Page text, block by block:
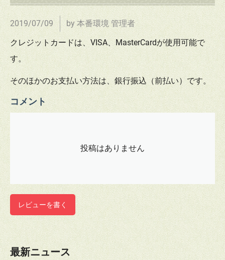
2019/07/09
by 本番環境 管理者
クレジットカードは、VISA、MasterCardが使用可能で
す。
そのほかのお支払い方法は、銀行振込（前払い）です。
コメント
投稿はありません
レビューを書く
最新ニュース